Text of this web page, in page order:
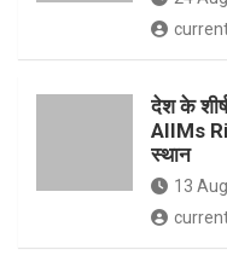
देश के
AIIMs
स्थान
13